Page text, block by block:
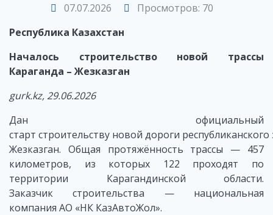
07.07.2026
Просмотров: 70
Республика Казахстан
Началось строительство новой трассы
Караганда – Жезказган
gurk.kz, 29.06.2026
Дан официальный
старт строительству новой дороги
Жезказган. Общая протяжённость трассы — 457
километров, из которых 122 проходят по
территории Карагандинской области.
Заказчик строительства — национальная
компания АО «НК КазАвтоЖол».